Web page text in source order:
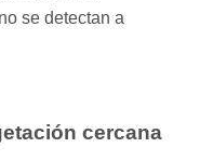
se detectan a
cercana